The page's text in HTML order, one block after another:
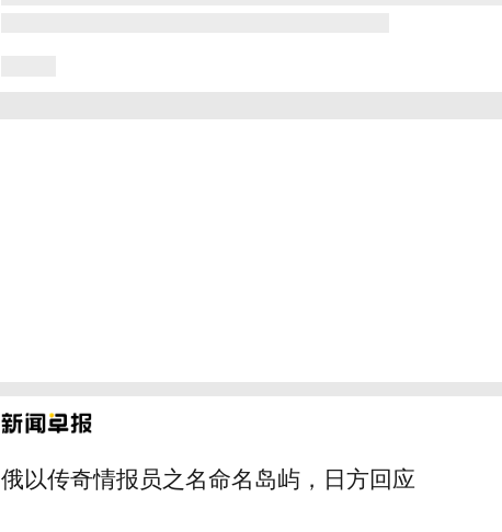
俄以传奇情报员之名命名岛屿，日方回应